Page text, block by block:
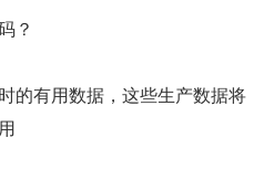
？
的有用数据，这些生产数据将